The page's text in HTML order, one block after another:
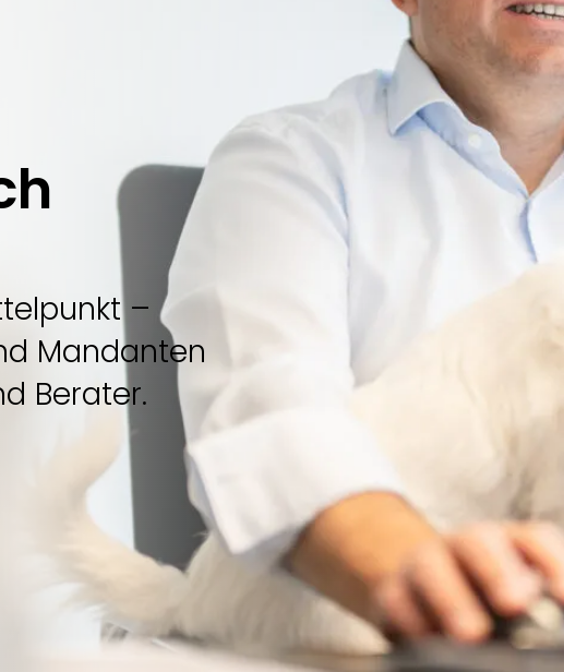
–
Mandanten
Berater.